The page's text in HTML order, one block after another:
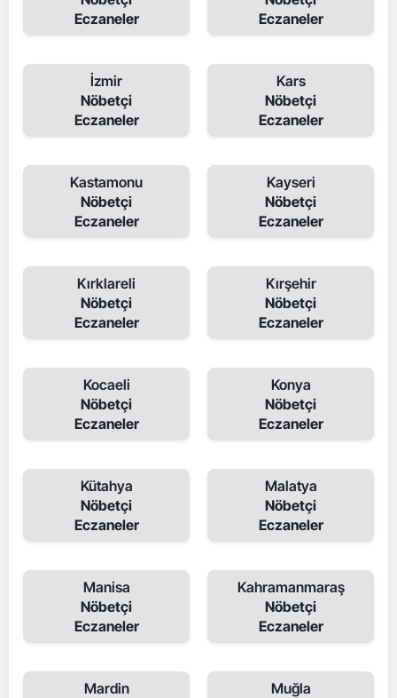
Eczaneler
Eczaneler
İzmir
Nöbetçi
Eczaneler
Kars
Nöbetçi
Eczaneler
Kastamonu
Nöbetçi
Eczaneler
Kayseri
Nöbetçi
Eczaneler
Kırklareli
Nöbetçi
Eczaneler
Kırşehir
Nöbetçi
Eczaneler
Kocaeli
Nöbetçi
Eczaneler
Konya
Nöbetçi
Eczaneler
Kütahya
Nöbetçi
Eczaneler
Malatya
Nöbetçi
Eczaneler
Manisa
Nöbetçi
Eczaneler
Kahramanmaraş
Nöbetçi
Eczaneler
Mardin
Muğla